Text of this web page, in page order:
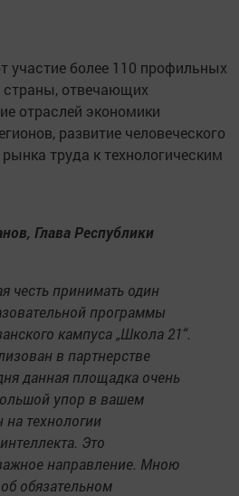
участие более 110 профильных
страны, отвечающих
отраслей экономики
развитие человеческого
труда к технологическим
Глава Республики
честь принимать один
программы
кампуса „Школа 21“.
в партнерстве
данная площадка очень
упор в вашем
на технологии
Это
направление. Мною
обязательном